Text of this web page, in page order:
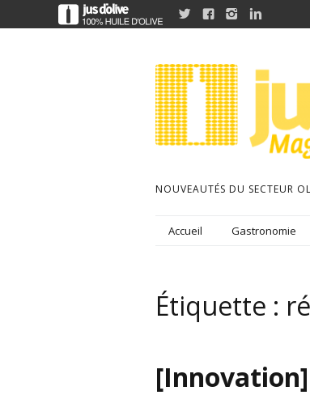
NOUVEAUTÉS DU SECTEUR
Accueil Gastronomie
Étiquette :
[Innovation]
   